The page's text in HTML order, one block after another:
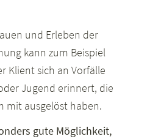
und Erleben der
kann zum Beispiel
Klient sich an Vorfälle
Jugend erinnert, die
mit ausgelöst haben.
gute Möglichkeit,